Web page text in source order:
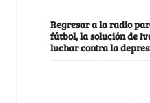
Regresar a la radio
fútbol, la solución de
luchar contra la